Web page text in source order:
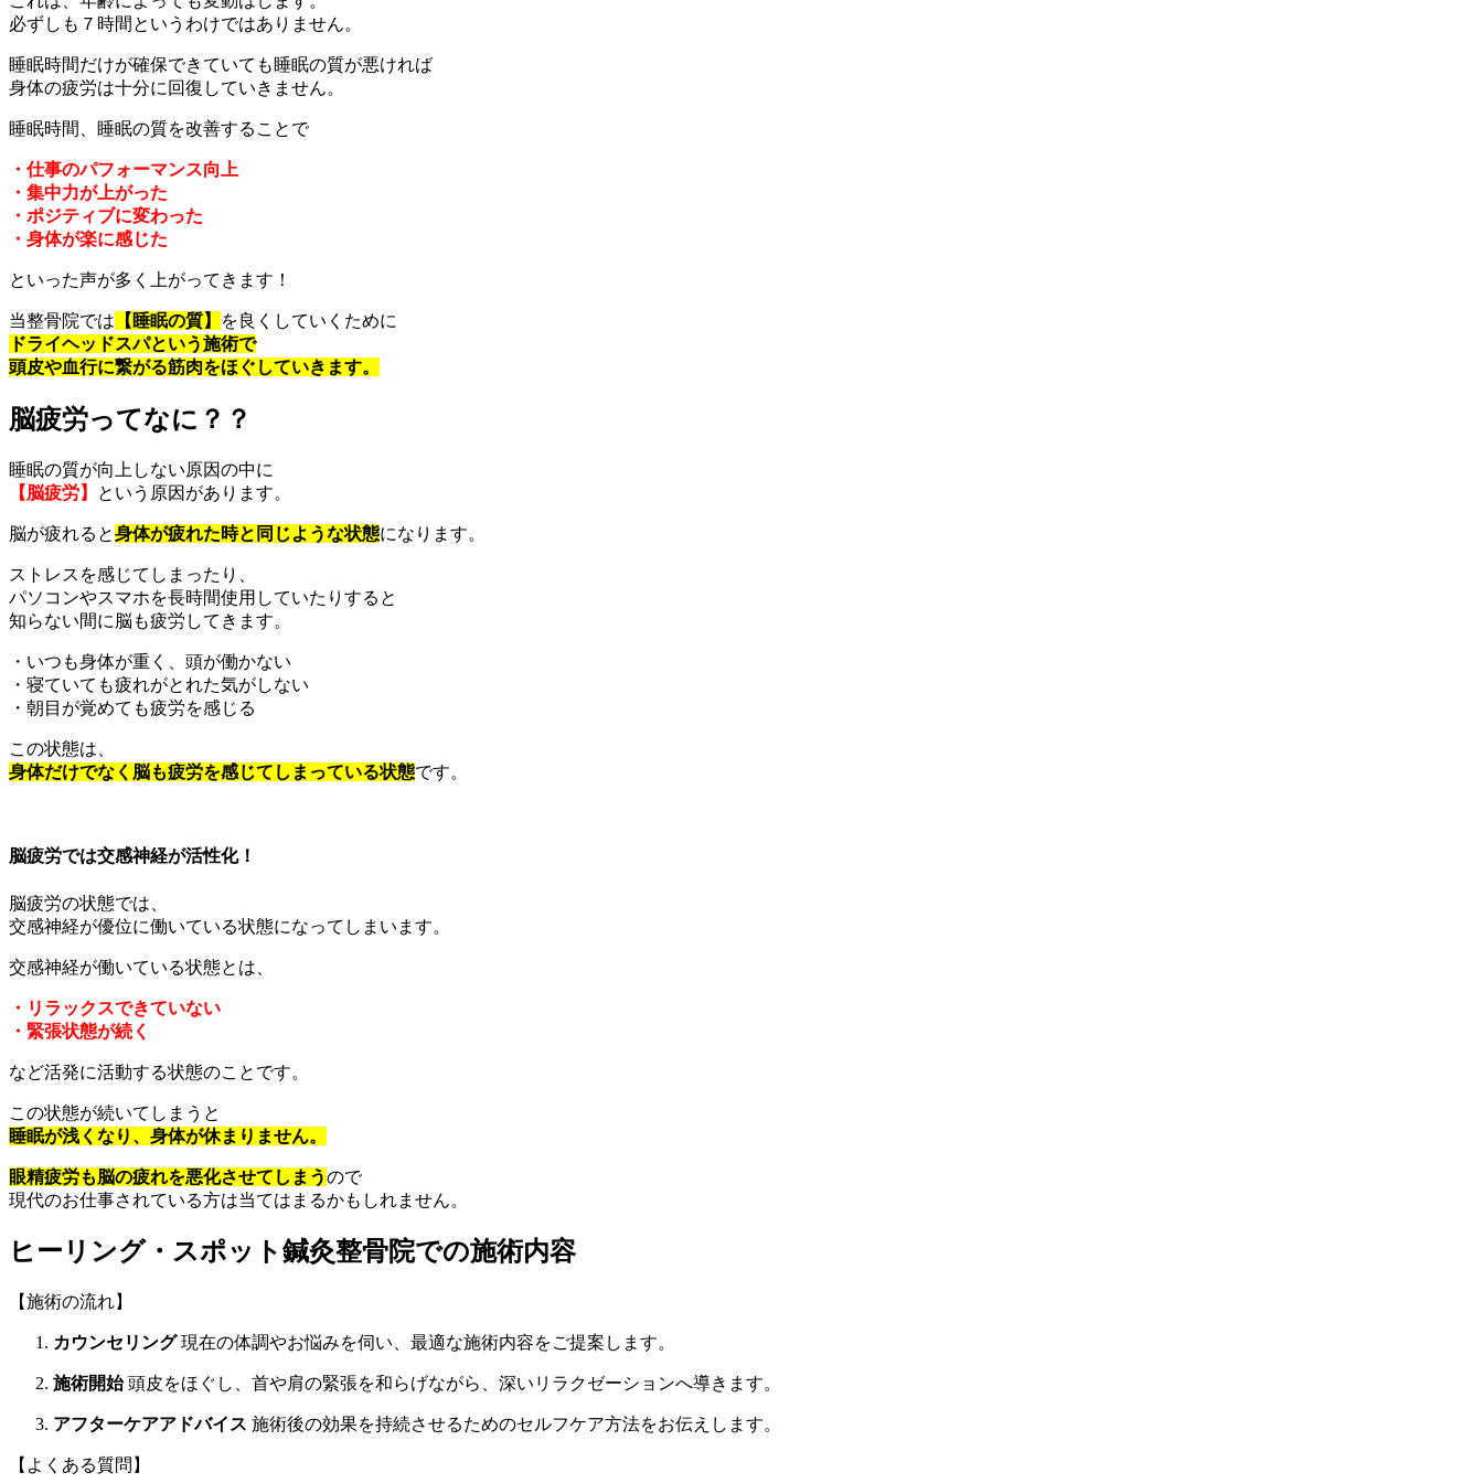
必ずしも７時間というわけではありません。
睡眠時間だけが確保できていても睡眠の質が悪ければ
身体の疲労は十分に回復していきません。
睡眠時間、睡眠の質を改善することで
・仕事のパフォーマンス向上
・集中力が上がった
・ポジティブに変わった
・身体が楽に感じた
といった声が多く上がってきます！
当整骨院では 【睡眠の質】
を良くしていくために
ドライヘッドスパという施術で
頭皮や血行に繋がる筋肉をほぐしていきます。
脳疲労ってなに？？
睡眠の質が向上しない原因の中に
【脳疲労】
という原因があります。
脳が疲れると身体が疲れた時と同じような状態になります。
ストレスを感じてしまったり、
パソコンやスマホを長時間使用していたりすると
知らない間に脳も疲労してきます。
・いつも身体が重く、頭が働かない
・寝ていても疲れがとれた気がしない
・朝目が覚めても疲労を感じる
この状態は、
身体だけでなく脳も疲労を感じてしまっている状態です。
脳疲労では交感神経が活性化！
脳疲労の状態では、
交感神経が優位に働いている状態になってしまいます。
交感神経が働いている状態とは、
・リラックスできていない
・緊張状態が続く
など活発に活動する状態のことです。
この状態が続いてしまうと
睡眠が浅くなり、身体が休まりません。
眼精疲労も脳の疲れを悪化させてしまうので
現代のお仕事されている方は当てはまるかもしれません。
ヒーリング・スポット鍼灸整骨院での施術内容
【施術の流れ】
カウンセリング現在の体調やお悩みを伺い、最適な施術内容をご提案します。
施術開始頭皮をほぐし、首や肩の緊張を和らげながら、深いリラクゼーションへ導きます。
アフターケアアドバイス 施術後の効果を持続させるためのセルフケア方法をお伝えします。
【よくある質問】